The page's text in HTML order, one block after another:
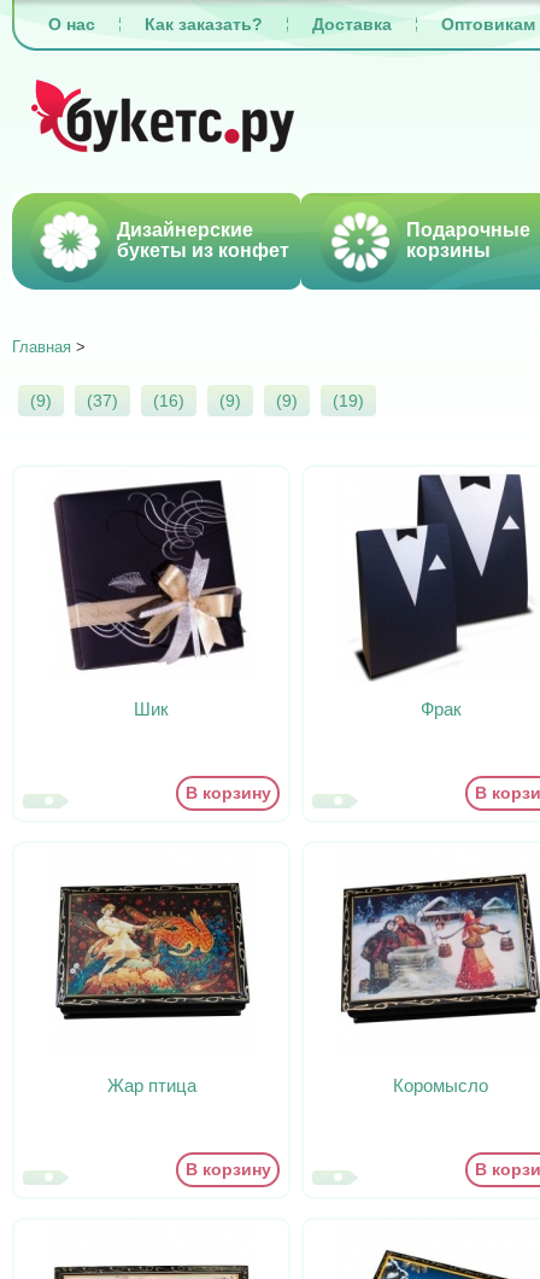
О нас Как заказать? Доставка Оптовикам
Дизайнерские
букеты из конфет
Подарочные
корзины
Главная >
(9) (37) (16) (9) (9) (19)
Шик
В корзину
Фрак
В
Жар птица
В корзину
Коромысло
В